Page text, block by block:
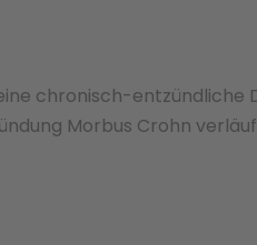
chronisch-entzündliche
Morbus Crohn